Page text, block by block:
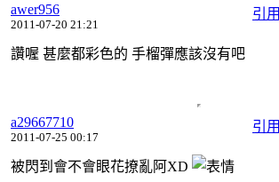
引用
awer956
2011-07-20 21:21
讚喔 甚麼都彩色的 手榴彈應該沒有吧
引用
a29667710
2011-07-25 00:17
被閃到會不會眼花撩亂阿XD